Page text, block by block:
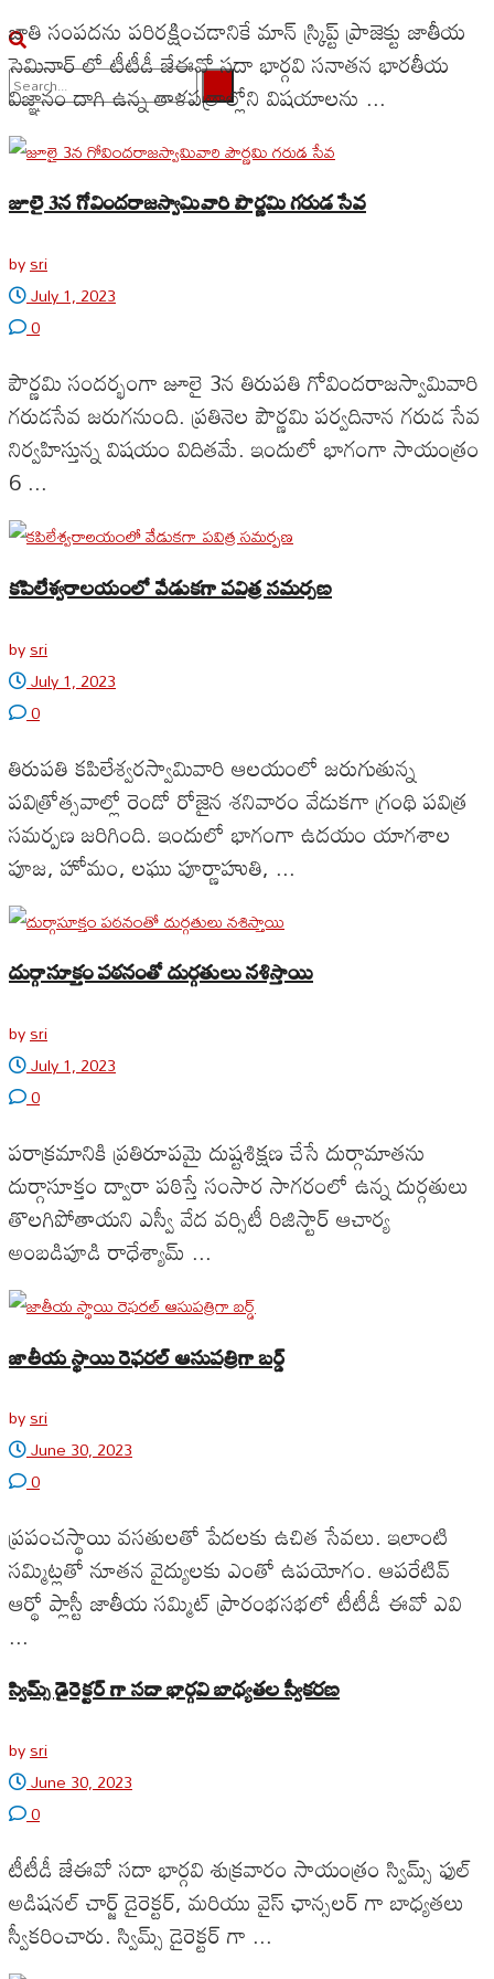
No Result
View All Result
జాతి సంపదను పరిరక్షించడానికే మాన్ స్క్రిప్ట్ ప్రాజెక్టు జాతీయ
సెమినార్ లో టీటీడీ జేఈవో సదా భార్గవి సనాతన భారతీయ
విజ్ఞానం దాగి ఉన్న తాళపత్రాల్లోని విషయాలను ...
జూలై 3న గోవిందరాజస్వామివారి పౌర్ణమి గరుడ సేవ
bysri
July 1, 2023
0
పౌర్ణమి సందర్భంగా జూలై 3న తిరుపతి గోవిందరాజస్వామివారి
గరుడసేవ జరుగనుంది. ప్రతినెల పౌర్ణమి పర్వదినాన గరుడ సేవ
నిర్వహిస్తున్న విషయం విదితమే. ఇందులో భాగంగా సాయంత్రం
6 ...
కపిలేశ్వరాలయంలో వేడుక‌గా ప‌విత్ర స‌మ‌ర్ప‌ణ‌
bysri
July 1, 2023
0
తిరుపతి కపిలేశ్వరస్వామివారి ఆలయంలో జ‌రుగుతున్న
పవిత్రోత్సవాల్లో రెండో రోజైన శనివారం వేడుక‌గా గ్రంథి ప‌విత్ర
స‌మ‌ర్ప‌ణ జ‌రిగింది. ఇందులో భాగంగా ఉద‌యం యాగ‌శాల
పూజ‌, హోమం, ల‌ఘు పూర్ణాహుతి, ...
దుర్గాసూక్తం పఠనంతో దుర్గతులు నశిస్తాయి
bysri
July 1, 2023
0
పరాక్రమానికి ప్రతిరూపమై దుష్టశిక్షణ చేసే దుర్గామాతను
దుర్గాసూక్తం ద్వారా పఠిస్తే సంసార సాగరంలో ఉన్న దుర్గతులు
తొలగిపోతాయని ఎస్వీ వేద వర్సిటీ రిజిస్టార్ ఆచార్య
అంబడిపూడి రాధేశ్యామ్ ...
జాతీయ స్థాయి రెఫరల్ ఆసుపత్రిగా బర్డ్
bysri
June 30, 2023
0
ప్రపంచస్థాయి వసతులతో పేదలకు ఉచిత సేవలు. ఇలాంటి
సమ్మిట్లతో నూతన వైద్యులకు ఎంతో ఉపయోగం. ఆపరేటివ్
ఆర్థో ప్లాస్టీ జాతీయ సమ్మిట్ ప్రారంభసభలో టీటీడీ ఈవో ఎవి
...
స్విమ్స్ డైరెక్టర్ గా సదా భార్గవి బాధ్యతల స్వీకరణ
bysri
June 30, 2023
0
టీటీడీ జేఈవో సదా భార్గవి శుక్రవారం సాయంత్రం స్విమ్స్ ఫుల్
అడిషనల్ చార్జ్ డైరెక్టర్, మరియు వైస్ ఛాన్సలర్ గా బాధ్యతలు
స్వీకరించారు. స్విమ్స్ డైరెక్టర్ గా ...